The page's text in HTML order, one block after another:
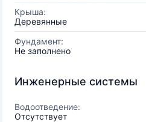
Крыша:
Деревянные
Фундамент:
Не заполнено
Инженерные системы
Водоотведение:
Отсутствует